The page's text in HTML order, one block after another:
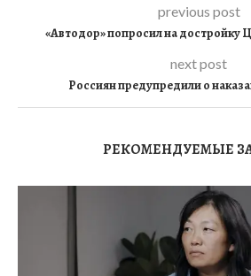
previous post
«Автодор» попросил на достройку
next post
Россиян предупредили о
РЕКОМЕНДУЕМЫЕ